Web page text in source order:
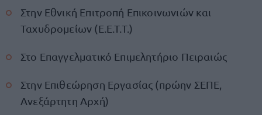
Στην Εθνική Επιτροπή Επικοινωνιών και
Ταχυδρομείων (Ε.Ε.Τ.Τ.)
Στο Επαγγελματικό Επιμελητήριο Πειραιώς
Στην Επιθεώρηση Εργασίας (πρώην ΣΕΠΕ,
Ανεξάρτητη Αρχή)